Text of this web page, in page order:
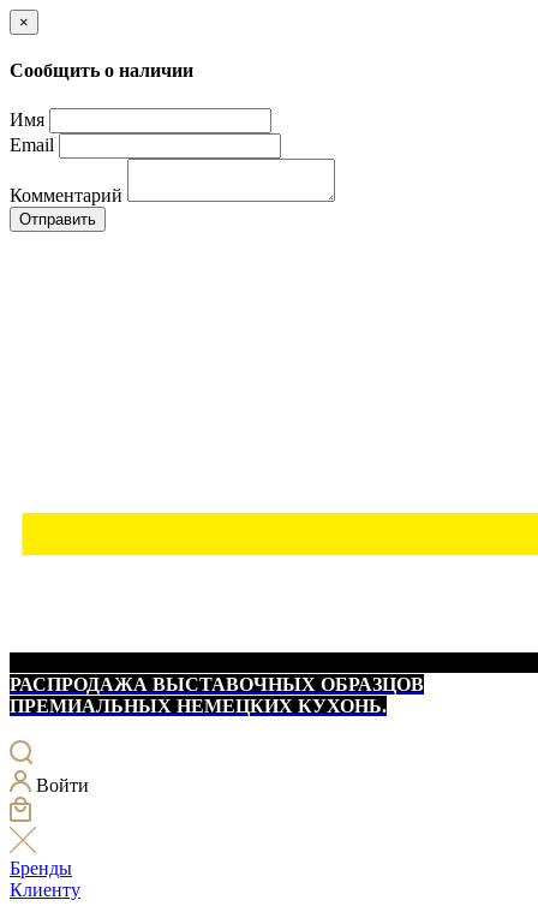
×
Сообщить о наличии
Имя
Email
Комментарий
Отправить
РАСПРОДАЖА ВЫСТАВОЧНЫХ ОБРАЗЦОВ
ПРЕМИАЛЬНЫХ НЕМЕЦКИХ КУХОНЬ.
Войти
Бренды
Клиенту